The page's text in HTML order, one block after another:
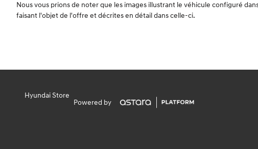
Nous vous prions de noter que les images illustrant le véhicule configuré
faisant l'objet de l'offre et décrites en détail dans celle-ci.
Hyundai Store
Powered by